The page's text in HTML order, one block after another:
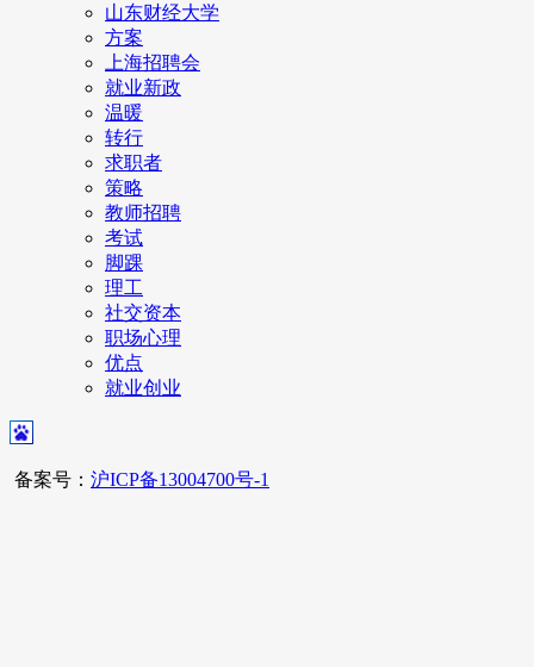
山东财经大学
方案
上海招聘会
就业新政
温暖
转行
求职者
策略
教师招聘
考试
脚踝
理工
社交资本
职场心理
优点
就业创业
备案号： 沪ICP备13004700号-1